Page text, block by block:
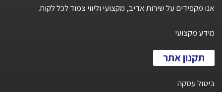
אנו מקפידים על שירות אדיב, מקצועי וליווי צמוד לכל לקוח.
מידע מקצועי
תקנון אתר
ביטול עסקה